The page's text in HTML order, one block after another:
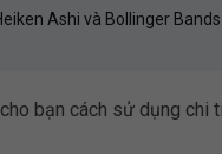
Ashi và Bollinger
bạn cách sử dụng